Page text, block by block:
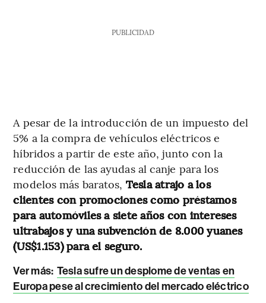
PUBLICIDAD
A pesar de la introducción de un impuesto del
5% a la compra de vehículos eléctricos e
híbridos a partir de este año, junto con la
reducción de las ayudas al canje para los
modelos más baratos, Tesla atrajo a los
clientes con promociones como préstamos
para automóviles a siete años con intereses
ultrabajos y una subvención de 8.000 yuanes
(US$1.153) para el seguro.
Ver más: Tesla sufre un desplome de ventas en
Europa pese al crecimiento del mercado eléctrico